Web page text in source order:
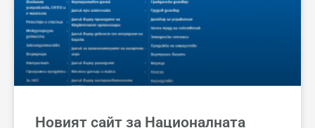
Новият сайт за Националната